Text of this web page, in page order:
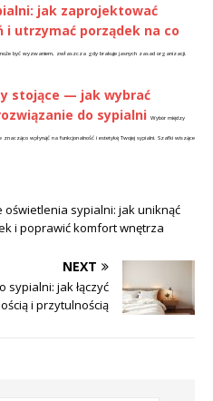
jak zaprojektować
utrzymać porządek na co
być wyzwaniem, zwłaszcza gdy brakuje jasnych zasad organizacji.
stojące — jak wybrać
do sypialni
Wybór między
wpłynąć na funkcjonalność i estetykę Twojej sypialni. Szafki wiszące
oświetlenia sypialni: jak uniknąć
i poprawić komfort wnętrza
NEXT
sypialni: jak łączyć
i przytulnością